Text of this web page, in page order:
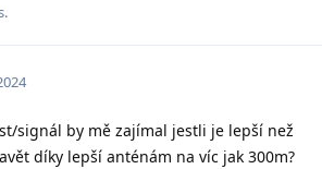
signál by mě zajímal jestli je lepší než
díky lepší anténám na víc jak 300m?